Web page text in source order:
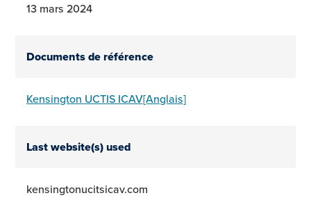
13 mars 2024
Documents de référence
Kensington UCTIS ICAV[Anglais]
Last website(s) used
kensingtonucitsicav.com